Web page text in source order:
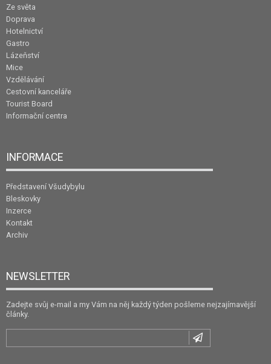
Ze světa
Doprava
Hotelnictví
Gastro
Lázeňství
Mice
Vzdělávání
Cestovní kanceláře
Tourist Board
Informační centra
INFORMACE
Představení Všudybylu
Bleskovky
Inzerce
Kontakt
Archiv
NEWSLETTER
Zadejte svůj e-mail a my Vám na něj každý týden pošleme nejzajímavější
články.